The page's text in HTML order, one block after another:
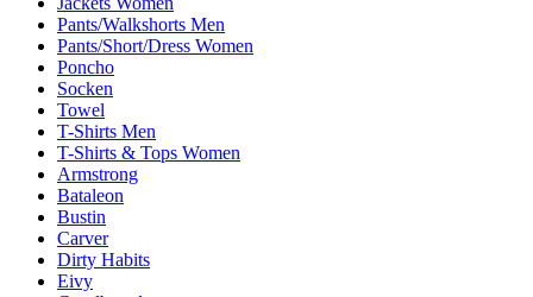
Pants/Walkshorts Men
Pants/Short/Dress Women
Poncho
Socken
Towel
T-Shirts Men
T-Shirts & Tops Women
Armstrong
Bataleon
Bustin
Carver
Dirty Habits
Eivy